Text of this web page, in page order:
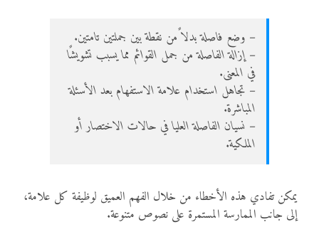
– وضع فاصلة بدلاً من نقطة بين جملتين تامتين.
– إزالة الفاصلة من جمل القوائم مما يسبب تشويشًا
في المعنى.
– تجاهل استخدام علامة الاستفهام بعد الأسئلة
المباشرة.
– نسيان الفاصلة العليا في حالات الاختصار أو
الملكية.
يمكن تفادي هذه الأخطاء من خلال الفهم العميق لوظيفة كل علامة،
إلى جانب الممارسة المستمرة على نصوص متنوعة.